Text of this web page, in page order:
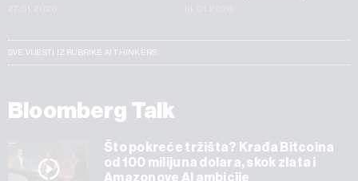
SVE VIJESTI IZ RUBRIKE AI THINKERS
Bloomberg Talk
Što pokreće tržišta? Krađa Bitcoina
od 100 milijuna dolara, skok zlata i
Amazonove AI ambicije